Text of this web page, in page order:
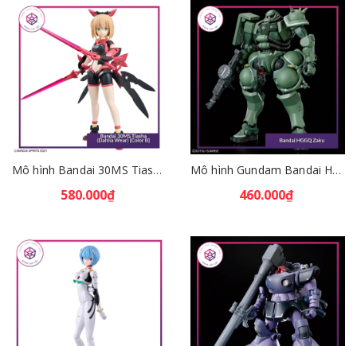
Mô hình Bandai 30MS Tiasha (Dahlia Wear) [Color B] [GDB] [30MS]
580.000₫
Mô hình Gundam Bandai HGGQ Zaku 1/144 – MSG GQuuuuuuX [GDB] [BHG]
460.000₫